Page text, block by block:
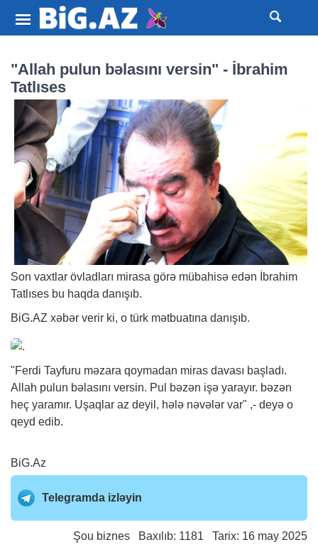
"Allah pulun bəlasını versin" - İbrahim
Tatlıses
Son vaxtlar övladları mirasa görə mübahisə edən İbrahim
Tatlıses bu haqda danışıb.
BiG.AZ xəbər verir ki, o türk mətbuatına danışıb.
"Ferdi Tayfuru məzara qoymadan miras davası başladı.
Allah pulun bəlasını versin. Pul bəzən işə yarayır. bəzən
heç yaramır. Uşaqlar az deyil, hələ nəvələr var" ,- deyə o
qeyd edib.
BiG.Az
Telegramda izləyin
Şou biznes Baxılıb: 1181 Tarix: 16 may 2025